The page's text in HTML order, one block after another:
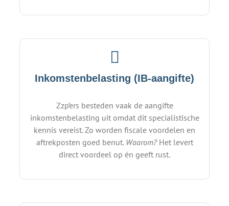
Inkomstenbelasting (IB-aangifte)
Zzp’ers besteden vaak de aangifte
inkomstenbelasting uit omdat dit specialistische
kennis vereist. Zo worden fiscale voordelen en
aftrekposten goed benut. Waarom?Het levert
direct voordeel op én geeft rust.